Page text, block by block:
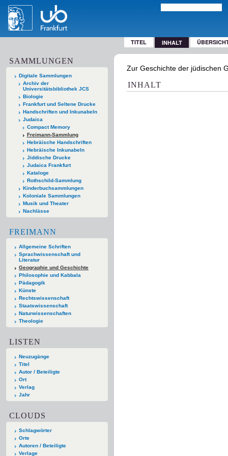
TITEL INHALT
SAMMLUNGEN
Digitale Sammlungen
Archiv der
Universitätsbibliothek JCS
Biologie
Frankfurt und Seltene Drucke
Handschriften und Inkunabeln
Judaica
Compact Memory
Freimann-Sammlung
Hebräische Handschriften
Hebräische Inkunabeln
Jiddische Drucke
Judaica Frankfurt
Kataloge
Rothschild-Sammlung
Kinderbuchsammlungen
Koloniale Sammlungen
Musik und Theater
Nachlässe
FREIMANN
Allgemeine Schriften
Sprachwissenschaft und
Literatur
Geographie und Geschichte
Philosophie und Kabbala
Pädagogik
Künste
Rechtswissenschaft
Staatswissenschaft
Naturwissenschaften
Theologie
LISTEN
Neuzugänge
Titel
Autor / Beteiligte
Ort
Verlag
Jahr
CLOUDS
Schlagwörter
Orte
Autoren / Beteiligte
Verlage
Zur Geschichte der jüdischen
INHALT